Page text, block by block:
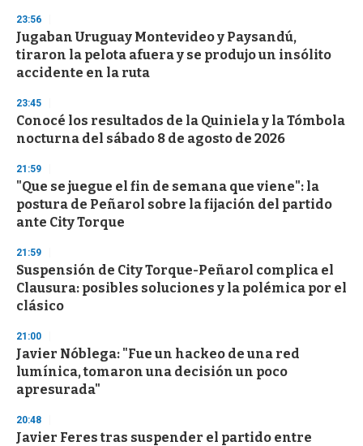
d
s
o
f
3
s
e
c
o
d
s
23:56
Jugaban Uruguay Montevideo y Paysandú,
tiraron la pelota afuera y se produjo un insólito
accidente en la ruta
23:45
Conocé los resultados de la Quiniela y la Tómbola
nocturna del sábado 8 de agosto de 2026
21:59
"Que se juegue el fin de semana que viene": la
postura de Peñarol sobre la fijación del partido
ante City Torque
21:59
Suspensión de City Torque-Peñarol complica el
Clausura: posibles soluciones y la polémica por el
clásico
21:00
Javier Nóblega: "Fue un hackeo de una red
lumínica, tomaron una decisión un poco
apresurada"
20:48
Javier Feres tras suspender el partido entre